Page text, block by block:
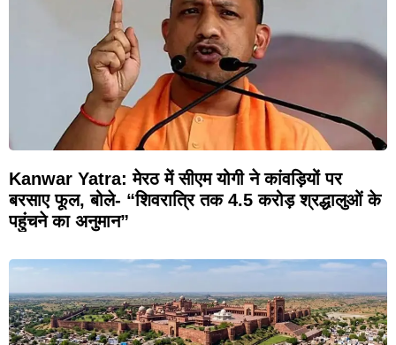
Kanwar Yatra: मेरठ में सीएम योगी ने कांवड़ियों पर
बरसाए फूल, बोले- “शिवरात्रि तक 4.5 करोड़ श्रद्धालुओं के
पहुंचने का अनुमान”